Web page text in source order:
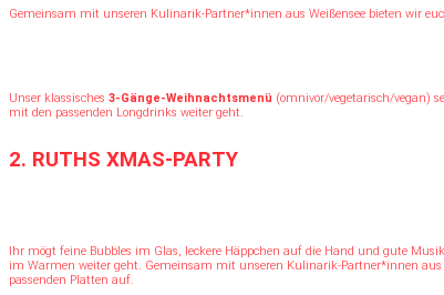
Gemeinsam mit unseren Kulinarik-Partner*innen aus Weißensee bieten wir
Unser klassisches 3-Gänge-Weihnachtsmenü (omnivor/vegetarisch/vegan)
mit den passenden Longdrinks weiter geht.
2. RUTHS XMAS-PARTY
Ihr mögt feine Bubbles im Glas, leckere Häppchen auf die Hand und gute
im Warmen weiter geht. Gemeinsam mit unseren Kulinarik-Partner*innen aus
passenden Platten auf.